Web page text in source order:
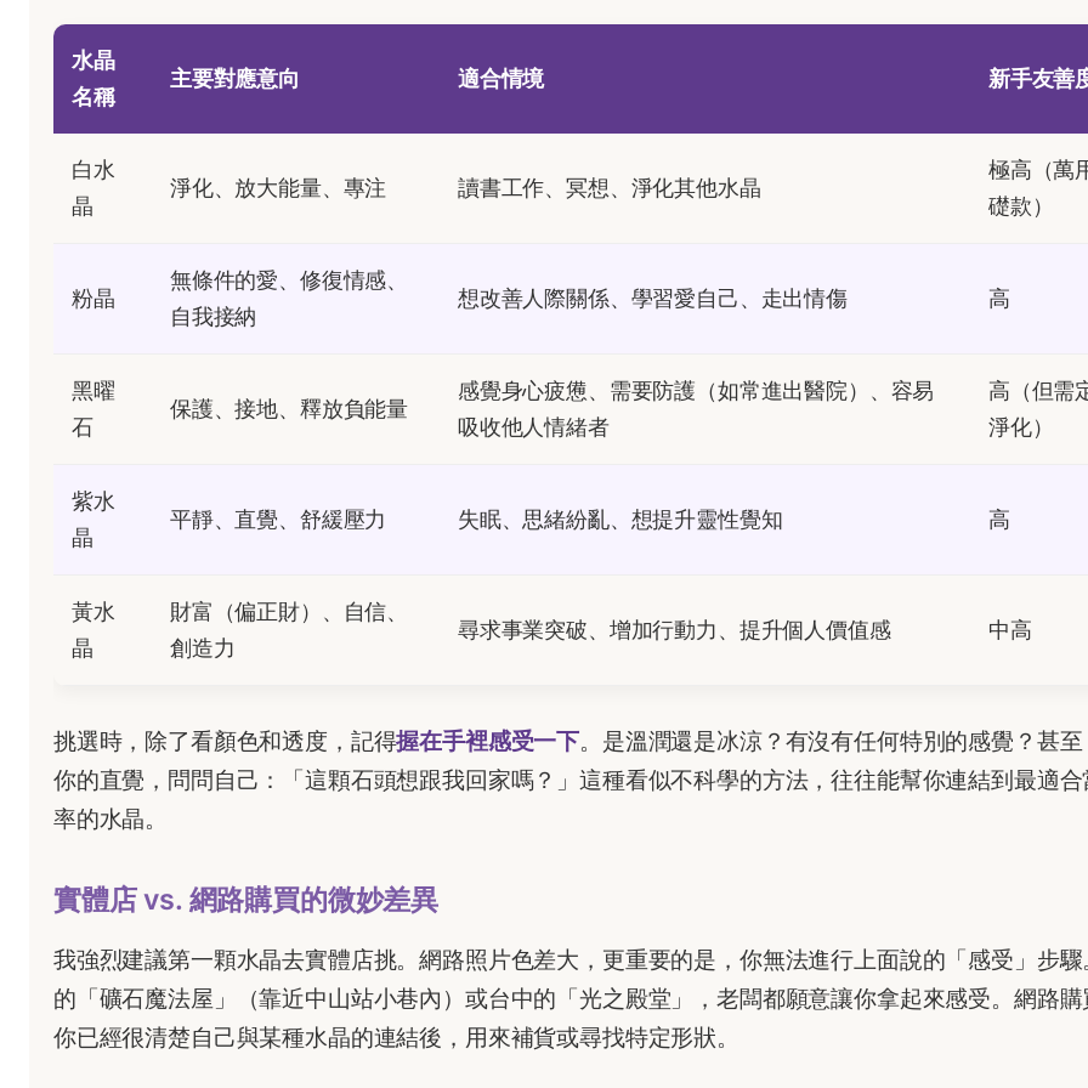
水晶
名稱
主要對應意向 適合情境 新手友善
白水
晶
淨化、放大能量、專注 讀書工作、冥想、淨化其他水晶
極高（萬
礎款）
粉晶
無條件的愛、修復情感、
自我接納
想改善人際關係、學習愛自己、走出情傷 高
黑曜
石
保護、接地、釋放負能量
感覺身心疲憊、需要防護（如常進出醫院）、容易
吸收他人情緒者
高（但需
淨化）
紫水
晶
平靜、直覺、舒緩壓力 失眠、思緒紛亂、想提升靈性覺知 高
黃水
晶
財富（偏正財）、自信、
創造力
尋求事業突破、增加行動力、提升個人價值感 中高
挑選時，除了看顏色和透度，記得握在手裡感受一下。是溫潤還是冰涼？有沒有任何特別的感覺？甚
你的直覺，問問自己：「這顆石頭想跟我回家嗎？」這種看似不科學的方法，往往能幫你連結到最適
率的水晶。
實體店 vs. 網路購買的微妙差異
我強烈建議第一顆水晶去實體店挑。網路照片色差大，更重要的是，你無法進行上面說的「感受」步
的「礦石魔法屋」（靠近中山站小巷內）或台中的「光之殿堂」，老闆都願意讓你拿起來感受。網路購
你已經很清楚自己與某種水晶的連結後，用來補貨或尋找特定形狀。